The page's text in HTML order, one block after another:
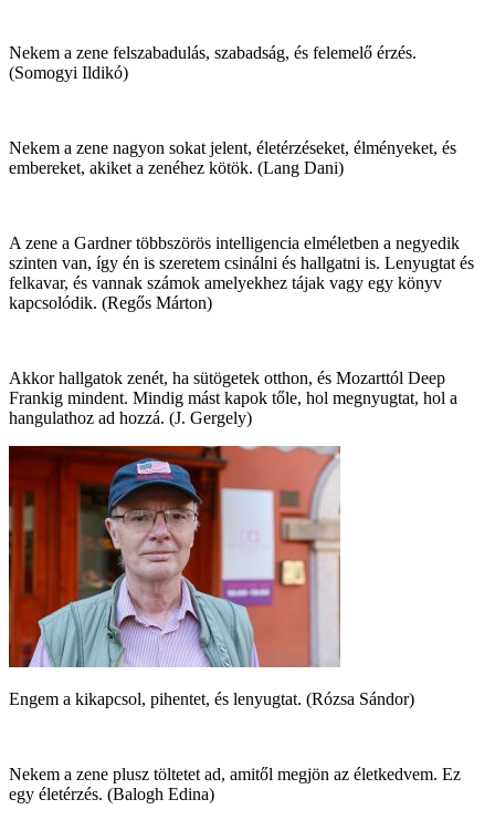
Nekem a zene felszabadulás, szabadság, és felemelő érzés.
(Somogyi Ildikó)
Nekem a zene nagyon sokat jelent, életérzéseket, élményeket, és
embereket, akiket a zenéhez kötök. (Lang Dani)
A zene a Gardner többszörös intelligencia elméletben a negyedik
szinten van, így én is szeretem csinálni és hallgatni is. Lenyugtat és
felkavar, és vannak számok amelyekhez tájak vagy egy könyv
kapcsolódik. (Regős Márton)
Akkor hallgatok zenét, ha sütögetek otthon, és Mozarttól Deep
Frankig mindent. Mindig mást kapok tőle, hol megnyugtat, hol a
hangulathoz ad hozzá. (J. Gergely)
Engem a kikapcsol, pihentet, és lenyugtat. (Rózsa Sándor)
Nekem a zene plusz töltetet ad, amitől megjön az életkedvem. Ez
egy életérzés. (Balogh Edina)